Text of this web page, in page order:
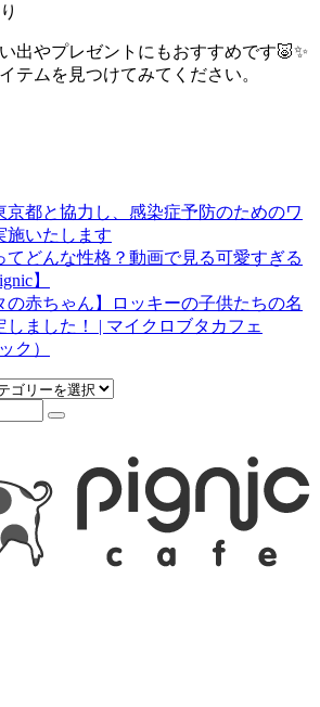
出やプレゼントにもおすすめです🐷✨
テムを見つけてみてください。
京都と協力し、感染症予防のためのワ
施いたします
てどんな性格？動画で見る可愛すぎる
】
の赤ちゃん】ロッキーの子供たちの名
しました！ | マイクロブタカフェ
ク）